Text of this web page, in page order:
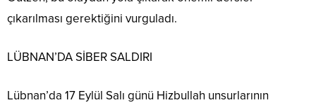
çıkarılması gerektiğini vurguladı.
LÜBNAN’DA SİBER SALDIRI
Lübnan’da 17 Eylül Salı günü Hizbullah unsurlarının